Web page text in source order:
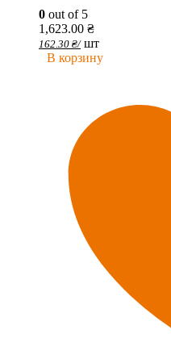
0 out of 5
1,623.00 ₴
162.30 ₴/ шт
В корзину